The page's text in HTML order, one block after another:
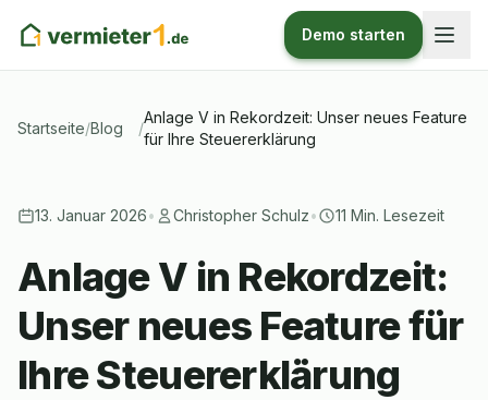
Demo starten
Startseite/Blog /
Anlage V in Rekordzeit: Unser neues Feature
für Ihre Steuererklärung
13. Januar 2026• Christopher Schulz• 11 Min. Lesezeit
Anlage V in Rekordzeit:
Unser neues Feature für
Ihre Steuererklärung